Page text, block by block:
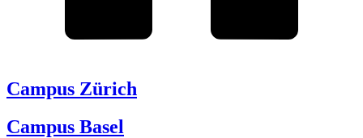
Campus Zürich
Campus Basel